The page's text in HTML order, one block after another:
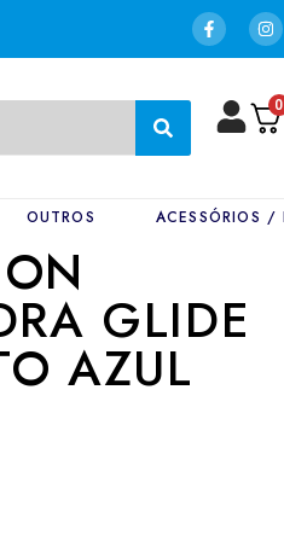
0
OUTROS ACESSÓRIOS /
GLIDE
AZUL